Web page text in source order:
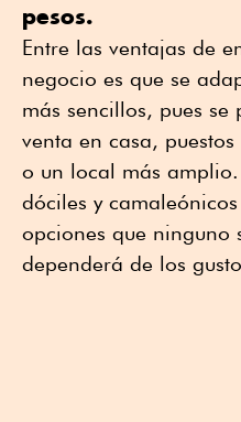
pesos.
Entre las ventajas de
negocio es que se
más sencillos, pues se
venta en casa,
o un local más
dóciles y
opciones que ninguno
dependerá de los